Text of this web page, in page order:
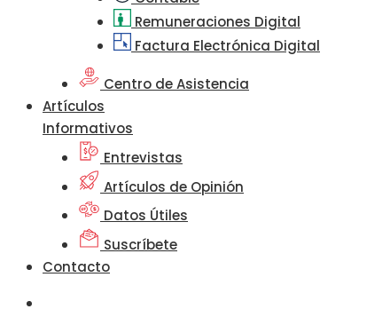
Remuneraciones Digital
Factura Electrónica Digital
Centro de Asistencia
Artículos
Informativos
Entrevistas
Artículos de Opinión
Datos Útiles
Suscríbete
Contacto